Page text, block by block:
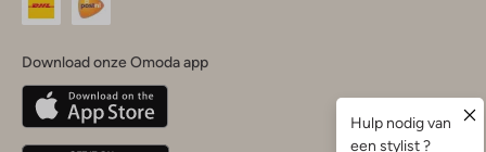
Nederland
Belgique(Français)
Deutschland
Download onze Omoda app